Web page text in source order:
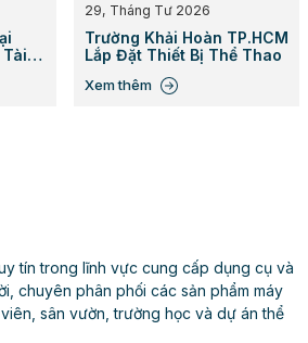
29, Tháng Tư 2026
Trường Khải Hoàn TP.HCM
Lắp Đặt Thiết Bị Thể Thao
Xem thêm
tín trong lĩnh vực cung cấp dụng cụ và
chuyên phân phối các sản phẩm máy
sân vườn, trường học và dự án thể